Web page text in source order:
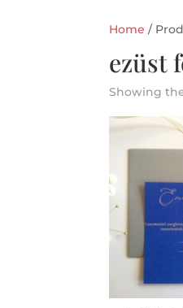
Home /
ezüst
Showing